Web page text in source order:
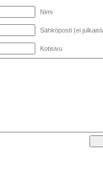
Nimi
Sähköposti (ei
Kotisivu